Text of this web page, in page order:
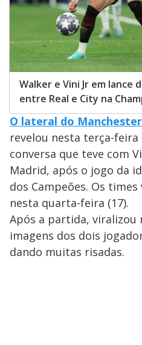
Walker e Vini Jr em lance
entre Real e City na
O lateral do
revelou nesta terça-feira
conversa que teve com
Madrid, após o jogo da
dos Campeões. Os
nesta quarta-feira (17).
Após a partida, viralizou
imagens dos dois
dando muitas risadas.